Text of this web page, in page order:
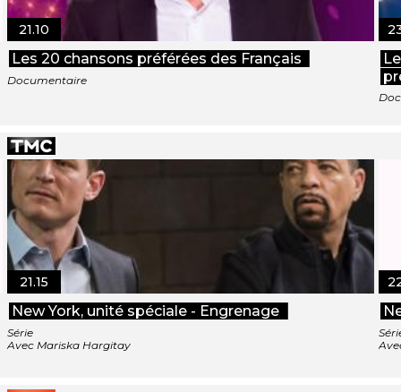
21.10
Les 20 chansons préférées des Français
Documentaire
21.15
New York, unité spéciale - Engrenage
Série
Avec Mariska Hargitay